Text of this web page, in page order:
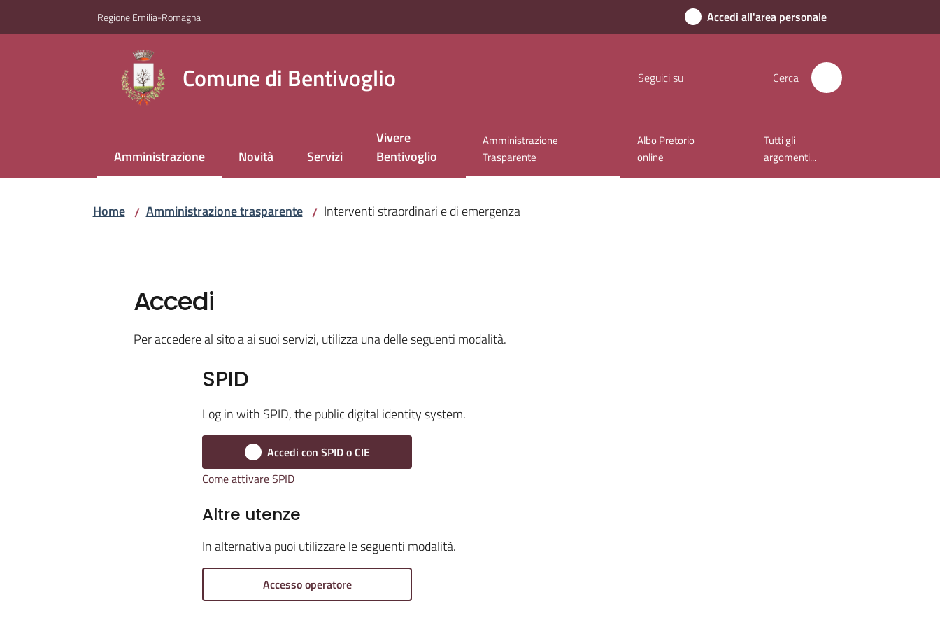
Regione Emilia-Romagna Accedi all'area personale
Comune di Bentivoglio Seguici su Cerca
Amministrazione
Menu selezionato Novità Servizi
Vivere
Bentivoglio
Amministrazione
Trasparente
Menu selezionato
Albo Pretorio
online
Tutti gli
argomenti...
Home / Amministrazione trasparente / Interventi straordinari e di emergenza
Accedi
Per accedere al sito a ai suoi servizi, utilizza una delle seguenti modalità.
SPID
Log in with SPID, the public digital identity system.
Accedi con SPID o CIE
Come attivare SPID
Altre utenze
In alternativa puoi utilizzare le seguenti modalità.
Accesso operatore